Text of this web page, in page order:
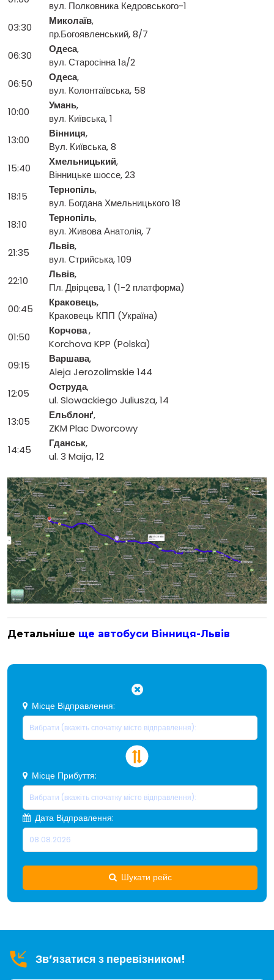
вул. Полковника Кедровського-1
03:30
Миколаїв,
пр.Богоявленський, 8/7
06:30
Одеса,
вул. Старосінна 1а/2
06:50
Одеса,
вул. Колонтаївська, 58
10:00
Умань,
вул. Київська, 1
13:00
Вінниця,
Вул. Київська, 8
15:40
Хмельницький,
Вінницьке шоссе, 23
18:15
Тернопіль,
вул. Богдана Хмельницького 18
18:10
Тернопіль,
вул. Живова Анатолія, 7
21:35
Львів,
вул. Стрийська, 109
22:10
Львів,
Пл. Двірцева, 1 (1-2 платформа)
00:45
Краковець,
Краковець КПП (Україна)
01:50
Корчова,
Korchova KPP (Polska)
09:15
Варшава,
Aleja Jerozolimskie 144
12:05
Оструда,
ul. Slowackiego Juliusza, 14
13:05
Ельблонґ,
ZKM Plac Dworcowy
14:45
Гданськ,
ul. 3 Maija, 12
Детальніше ще автобуси Вінниця-Львів
Місце Відправлення:
Місце Прибуття:
Дата Відправлення:
Шукати рейс
Зв’язатися з перевізником!